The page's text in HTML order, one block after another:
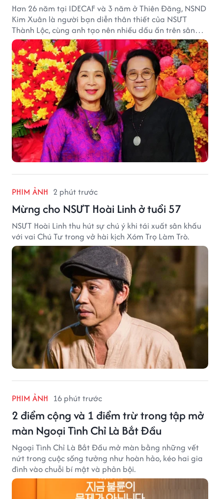
Hơn 26 năm tại IDECAF và 3 năm ở Thiên Đăng, NSND
Kim Xuân là người bạn diễn thân thiết của NSƯT
Thành Lộc, cùng anh tạo nên nhiều dấu ấn trên sân
khấu.
PHIM ẢNH 2 phút trước
Mừng cho NSƯT Hoài Linh ở tuổi 57
NSƯT Hoài Linh thu hút sự chú ý khi tái xuất sân khấu
với vai Chú Tư trong vở hài kịch Xóm Trọ Làm Trò.
PHIM ẢNH 16 phút trước
2 điểm cộng và 1 điểm trừ trong tập mở
màn Ngoại Tình Chỉ Là Bắt Đầu
Ngoại Tình Chỉ Là Bắt Đầu mở màn bằng những vết
nứt trong cuộc sống tưởng như hoàn hảo, kéo hai gia
đình vào chuỗi bí mật và phản bội.